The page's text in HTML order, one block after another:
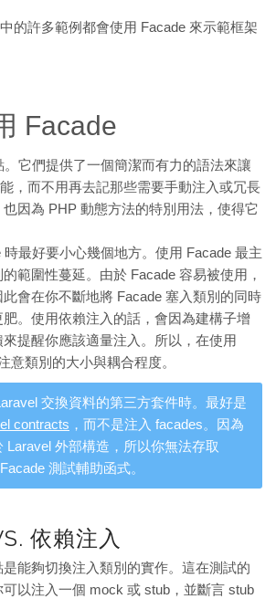
的許多範例都會使用 Facade 來示範框架
Facade
。它們提供了一個簡潔而有力的語法來讓
，而不用再去記那些需要手動注入或冗長
因為 PHP 動態方法的特別用法，使得它
最好要小心幾個地方。使用 Facade 最主
範圍性蔓延。由於 Facade 容易被使用，
此會在你不斷地將 Facade 塞入類別的同時
。使用依賴注入的話，會因為建構子增
提醒你應該適量注入。所以，在使用
意類別的大小與耦合程度。
交換資料的第三方套件時。最好是
contracts ，而不是注入 facades。因為
Laravel 外部構造，所以你無法存取
測試輔助函式。
依賴注入
能夠切換注入類別的實作。這在測試的
以注入一個 mock 或 stub，並斷言 stub